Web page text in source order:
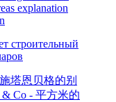
строительный